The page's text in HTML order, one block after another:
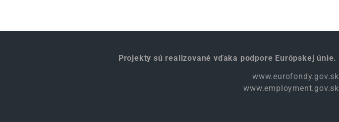
Projekty sú realizované vďaka podpore Európskej únie.
www.eurofondy.gov.sk
www.employment.gov.sk